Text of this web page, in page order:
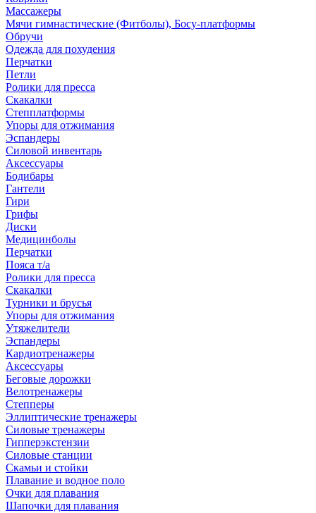
Массажеры
Мячи гимнастические (Фитболы), Босу-платформы
Обручи
Одежда для похудения
Перчатки
Петли
Ролики для пресса
Скакалки
Степплатформы
Упоры для отжимания
Эспандеры
Силовой инвентарь
Аксессуары
Бодибары
Гантели
Гири
Грифы
Диски
Медицинболы
Перчатки
Пояса т/а
Ролики для пресса
Скакалки
Турники и брусья
Упоры для отжимания
Утяжелители
Эспандеры
Кардиотренажеры
Аксессуары
Беговые дорожки
Велотренажеры
Степперы
Эллиптические тренажеры
Силовые тренажеры
Гипперэкстензии
Силовые станции
Скамьи и стойки
Плавание и водное поло
Очки для плавания
Шапочки для плавания